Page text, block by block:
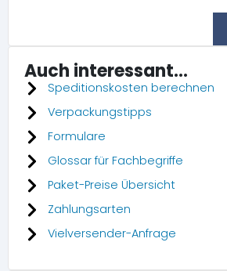
Auch interessant...
Speditionskosten berechnen
Verpackungstipps
Formulare
Glossar für Fachbegriffe
Paket-Preise Übersicht
Zahlungsarten
Vielversender-Anfrage